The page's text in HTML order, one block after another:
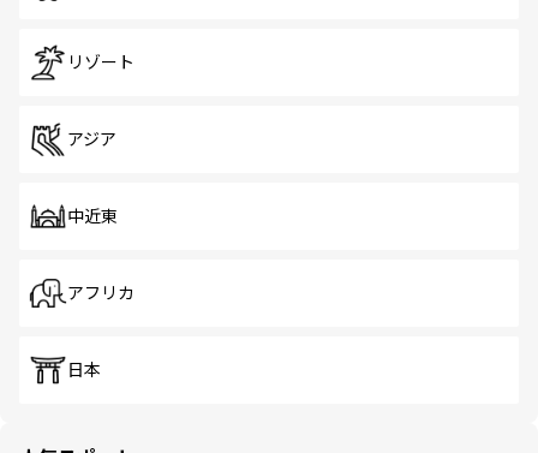
リゾート
アジア
中近東
アフリカ
日本